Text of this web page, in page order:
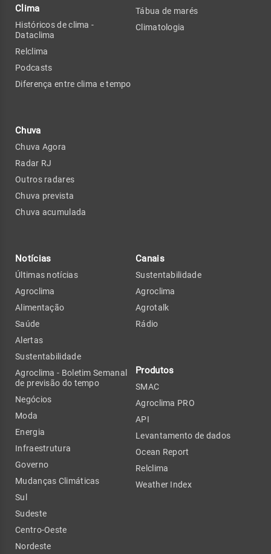
Clima
Históricos de clima -
Dataclima
Relclima
Podcasts
Diferença entre clima e tempo
Chuva
Chuva Agora
Radar RJ
Outros radares
Chuva prevista
Chuva acumulada
Tábua de marés
Climatologia
Notícias
Últimas notícias
Agroclima
Alimentação
Saúde
Alertas
Sustentabilidade
Agroclima - Boletim Semanal
de previsão do tempo
Negócios
Moda
Energia
Infraestrutura
Governo
Mudanças Climáticas
Sul
Sudeste
Centro-Oeste
Nordeste
Canais
Sustentabilidade
Agroclima
Agrotalk
Rádio
Produtos
SMAC
Agroclima PRO
API
Levantamento de dados
Ocean Report
Relclima
Weather Index